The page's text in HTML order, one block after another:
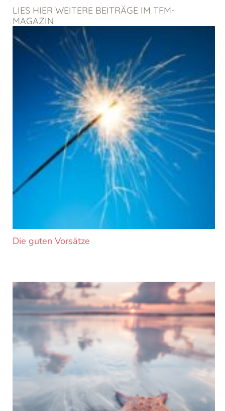
LIES HIER WEITERE BEITRÄGE IM TFM-
MAGAZIN
Die guten Vorsätze
Seite